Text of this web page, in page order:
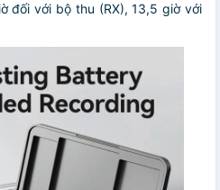
đối với bộ thu (RX), 13,5 giờ với